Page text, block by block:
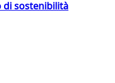
di sostenibilità